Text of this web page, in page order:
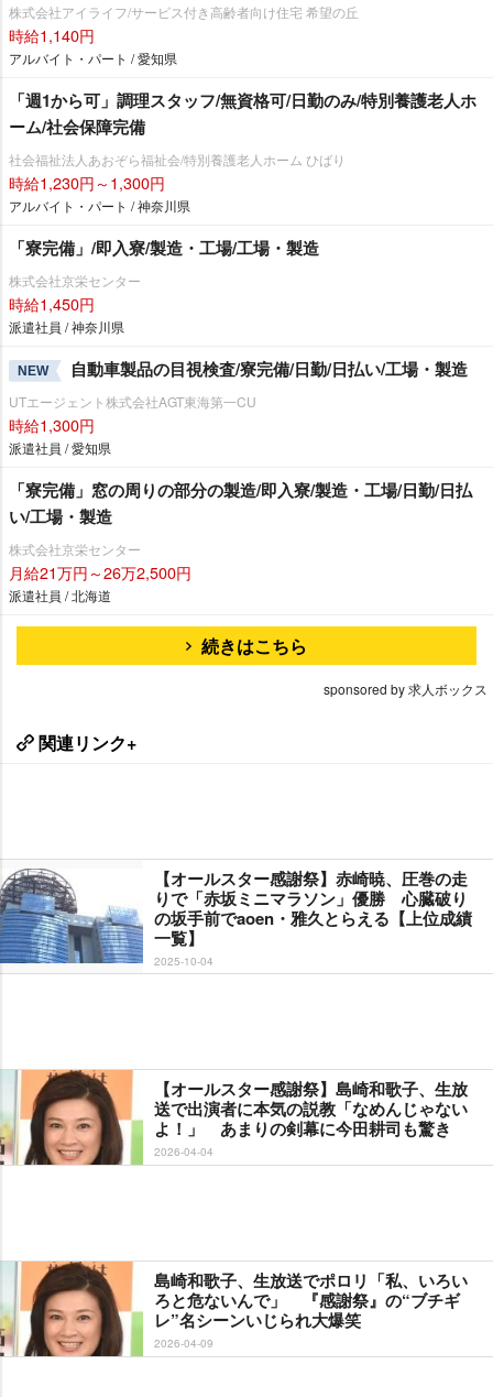
株式会社アイライフ/サービス付き高齢者向け住宅 希望の丘
時給1,140円
アルバイト・パート / 愛知県
「週1から可」調理スタッフ/無資格可/日勤のみ/特別養護老人ホ
ーム/社会保障完備
社会福祉法人あおぞら福祉会/特別養護老人ホーム ひばり
時給1,230円～1,300円
アルバイト・パート / 神奈川県
「寮完備」/即入寮/製造・工場/工場・製造
株式会社京栄センター
時給1,450円
派遣社員 / 神奈川県
NEW 自動車製品の目視検査/寮完備/日勤/日払い/工場・製造
UTエージェント株式会社AGT東海第一CU
時給1,300円
派遣社員 / 愛知県
「寮完備」窓の周りの部分の製造/即入寮/製造・工場/日勤/日払
い/工場・製造
株式会社京栄センター
月給21万円～26万2,500円
派遣社員 / 北海道
続きはこちら
sponsored by 求人ボックス
関連リンク+
【オールスター感謝祭】赤崎暁、圧巻の走
りで「赤坂ミニマラソン」優勝 心臓破り
の坂手前でaoen・雅久とらえる【上位成績
一覧】
2025-10-04
【オールスター感謝祭】島崎和歌子、生放
送で出演者に本気の説教「なめんじゃない
よ！」 あまりの剣幕に今田耕司も驚き
2026-04-04
島崎和歌子、生放送でポロリ「私、いろい
ろと危ないんで」 『感謝祭』の“ブチギ
レ”名シーンいじられ大爆笑
2026-04-09